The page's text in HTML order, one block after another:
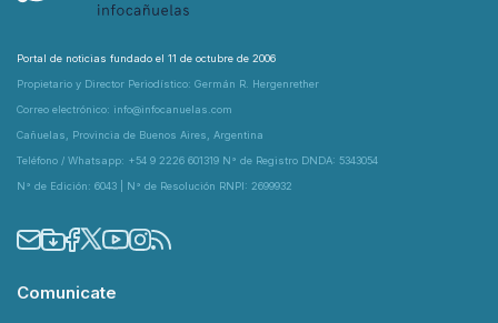
Portal de noticias fundado el 11 de octubre de 2006
Propietario y Director Periodístico: Germán R. Hergenrether
Correo electrónico: info@infocanuelas.com
Cañuelas, Provincia de Buenos Aires, Argentina
Teléfono / Whatsapp: +54 9 2226 601319 N° de Registro DNDA: 5343054
N° de Edición: 6043 | N° de Resolución RNPI: 2699932
Comunicate